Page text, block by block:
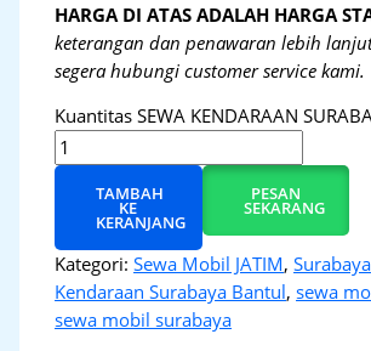
HARGA DI ATAS ADALAH HARGA
keterangan dan penawaran lebih
segera hubungi customer service kami.
Kuantitas SEWA KENDARAAN
TAMBAH
KE
KERANJANG
PESAN
SEKARANG
Kategori:Sewa Mobil JATIM,Surabaya
Kendaraan Surabaya Bantul,sewa
sewa mobil surabaya